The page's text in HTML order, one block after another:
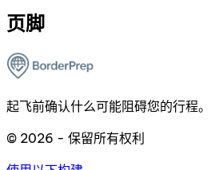
页脚
起飞前确认什么可能阻碍您的行程。
© 2026 - 保留所有权利